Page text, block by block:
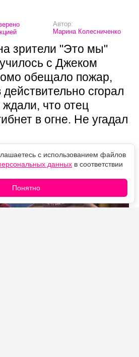
Автор:
Марина Колесниченко
зрители "Это мы"
с Джеком
обещало пожар,
сгорал
что отец
в огне. Не угадал
с использованием файлов
данных в соответствии
Понятно